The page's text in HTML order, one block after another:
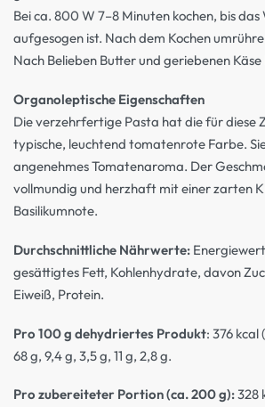
Bei ca. 800 W 7–8 Minuten kochen, bis
aufgesogen ist. Nach dem Kochen
Nach Belieben Butter und geriebenen
Organoleptische Eigenschaften
Die verzehrfertige Pasta hat die für diese
typische, leuchtend tomatenrote Farbe.
angenehmes Tomatenaroma. Der
vollmundig und herzhaft mit einer zarten
Basilikumnote.
Durchschnittliche Nährwerte:
gesättigtes Fett, Kohlenhydrate, davon
Eiweiß, Protein.
Pro 100 g dehydriertes Produkt: 376 kcal
68 g, 9,4 g, 3,5 g, 11 g, 2,8 g.
Pro zubereiteter Portion (ca. 200 g):328